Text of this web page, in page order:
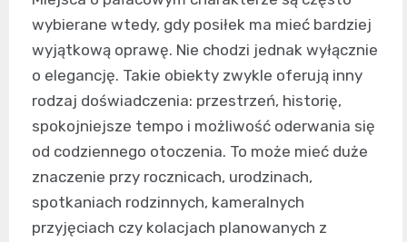
wybierane wtedy, gdy posiłek ma mieć bardziej
wyjątkową oprawę. Nie chodzi jednak wyłącznie
o elegancję. Takie obiekty zwykle oferują inny
rodzaj doświadczenia: przestrzeń, historię,
spokojniejsze tempo i możliwość oderwania się
od codziennego otoczenia. To może mieć duże
znaczenie przy rocznicach, urodzinach,
spotkaniach rodzinnych, kameralnych
przyjęciach czy kolacjach planowanych z